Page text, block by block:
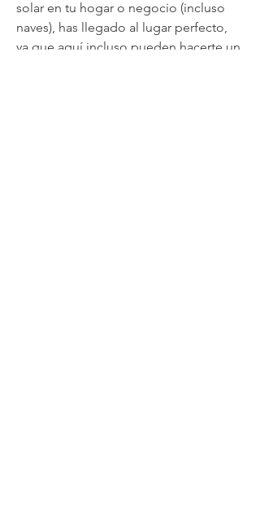
solar en tu hogar o negocio (incluso
naves), has llegado al lugar perfecto,
ya que aquí incluso pueden hacerte un